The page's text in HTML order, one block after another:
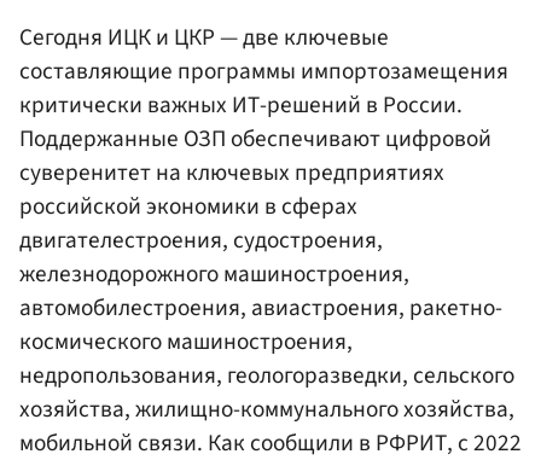
Сегодня ИЦК и ЦКР — две ключевые
составляющие программы импортозамещения
критически важных ИТ-решений в России.
Поддержанные ОЗП обеспечивают цифровой
суверенитет на ключевых предприятиях
российской экономики в сферах
двигателестроения, судостроения,
железнодорожного машиностроения,
автомобилестроения, авиастроения, ракетно-
космического машиностроения,
недропользования, геологоразведки, сельского
хозяйства, жилищно-коммунального хозяйства,
мобильной связи. Как сообщили в РФРИТ, с 2022